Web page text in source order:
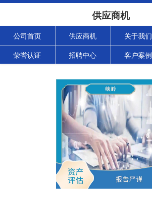
供应商机
公司首页 供应商机 关于我们
荣誉认证 招聘中心 客户案例